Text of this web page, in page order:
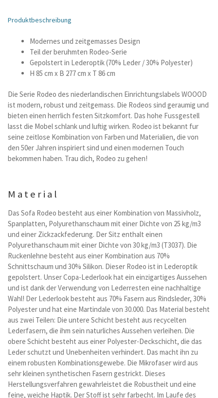
Schreibtische & Kids
TV- und Mediamöbel
Kataloge Landhaus
Kataloge Massivholz
Massivholz Wohnen
Kataloge Trends
Summer Sale
Produktbeschreibung
Modernes und zeitgemasses Design
Teil der beruhmten Rodeo-Serie
Gepolstert in Lederoptik (70% Leder / 30% Polyester)
H 85 cm x B 277 cm x T 86 cm
Die Serie Rodeo des niederlandischen Einrichtungslabels WOOOD
ist modern, robust und zeitgemass. Die Rodeos sind geraumig und
bieten einen herrlich festen Sitzkomfort. Das hohe Fussgestell
lasst die Mobel schlank und luftig wirken. Rodeo ist bekannt fur
seine zeitlose Kombination von Farben und Materialien, die von
den 50er Jahren inspiriert sind und einen modernen Touch
bekommen haben. Trau dich, Rodeo zu gehen!
Material
Das Sofa Rodeo besteht aus einer Kombination von Massivholz,
Spanplatten, Polyurethanschaum mit einer Dichte von 25 kg/m3
und einer Zickzackfederung. Der Sitz enthalt einen
Polyurethanschaum mit einer Dichte von 30 kg/m3 (T3037). Die
Ruckenlehne besteht aus einer Kombination aus 70%
Schnittschaum und 30% Silikon. Dieser Rodeo ist in Lederoptik
gepolstert. Unser Copa-Lederlook hat ein einzigartiges Aussehen
und ist dank der Verwendung von Lederresten eine nachhaltige
Wahl! Der Lederlook besteht aus 70% Fasern aus Rindsleder, 30%
Polyester und hat eine Martindale von 30.000. Das Material besteht
aus zwei Teilen: Die untere Schicht besteht aus recycelten
Lederfasern, die ihm sein naturliches Aussehen verleihen. Die
obere Schicht besteht aus einer Polyester-Deckschicht, die das
Leder schutzt und Unebenheiten verhindert. Das macht ihn zu
einem robusten Kombinationsgewebe. Die Mikrofaser wird aus
sehr kleinen synthetischen Fasern gestrickt. Dieses
Herstellungsverfahren gewahrleistet die Robustheit und eine
feine, weiche Haptik. Der Stoff ist sehr farbecht. Im Laufe des